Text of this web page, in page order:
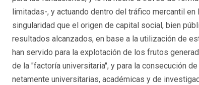
limitadas-, y actuando dentro del tráfico mercantil
singularidad que el origen de capital social, bien
resultados alcanzados, en base a la utilización de
han servido para la explotación de los frutos
de la "factoría universitaria", y para la consecución
netamente universitarias, académicas y de